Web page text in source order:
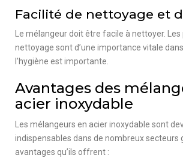
Facilité de nettoyage et
Le mélangeur doit être facile à nettoyer. Les
nettoyage sont d’une importance vitale
l’hygiène est importante.
Avantages des
acier inoxydable
Les mélangeurs en acier inoxydable sont
indispensables dans de nombreux secteurs
avantages qu’ils offrent :